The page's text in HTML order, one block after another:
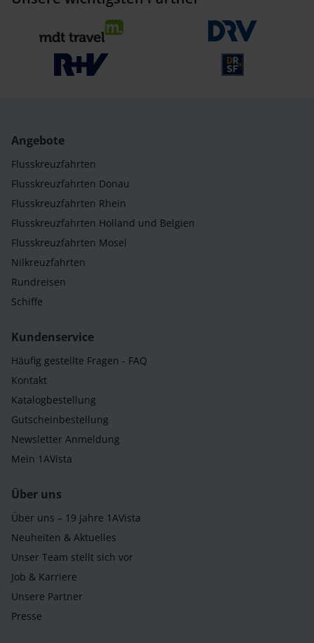
Angebote
Flusskreuzfahrten
Flusskreuzfahrten Donau
Flusskreuzfahrten Rhein
Flusskreuzfahrten Holland und Belgien
Flusskreuzfahrten Mosel
Nilkreuzfahrten
Rundreisen
Schiffe
Kundenservice
Häufig gestellte Fragen - FAQ
Kontakt
Katalogbestellung
Gutscheinbestellung
Newsletter Anmeldung
Mein 1AVista
Über uns
Über uns – 19 Jahre 1AVista
Neuheiten & Aktuelles
Unser Team stellt sich vor
Job & Karriere
Unsere Partner
Presse